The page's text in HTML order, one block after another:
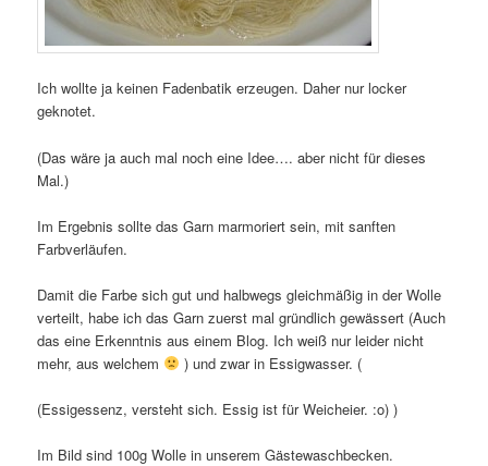
Ich wollte ja keinen Fadenbatik erzeugen. Daher nur locker
geknotet.
(Das wäre ja auch mal noch eine Idee…. aber nicht für dieses
Mal.)
Im Ergebnis sollte das Garn marmoriert sein, mit sanften
Farbverläufen.
Damit die Farbe sich gut und halbwegs gleichmäßig in der Wolle
verteilt, habe ich das Garn zuerst mal gründlich gewässert (Auch
das eine Erkenntnis aus einem Blog. Ich weiß nur leider nicht
mehr, aus welchem
) und zwar in Essigwasser. (
(Essigessenz, versteht sich. Essig ist für Weicheier. :o) )
Im Bild sind 100g Wolle in unserem Gästewaschbecken.